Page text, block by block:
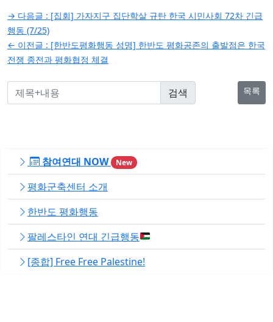
글
탐
색
→ 다음글 : [집회] 가자지구 집단학살 규탄 한국 시민사회 72차 긴급
행동 (7/25)
← 이전글 : [한반도평화행동 성명] 한반도 평화공존의 출발점은 한국
전쟁 종전과 평화협정 체결
목록
참여연대 NOW New
평화군축센터 소개
한반도 평화행동
팔레스타인 연대 긴급행동
[종합] Free Free Palestine!